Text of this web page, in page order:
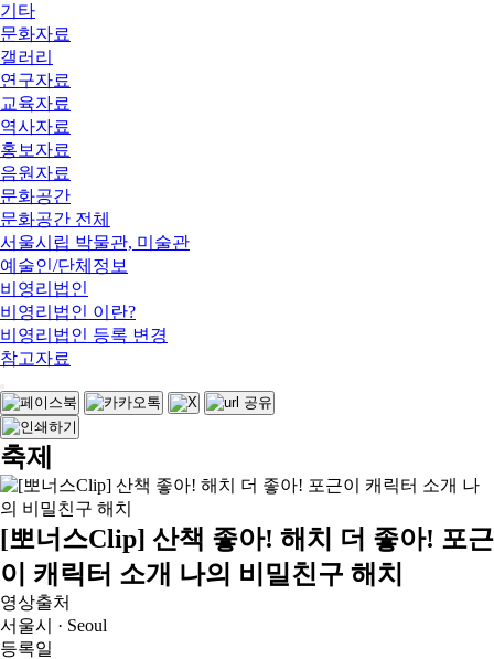
기타
문화자료
갤러리
연구자료
교육자료
역사자료
홍보자료
음원자료
문화공간
문화공간 전체
서울시립 박물관, 미술관
예술인/단체정보
비영리법인
비영리법인 이란?
비영리법인 등록 변경
참고자료
축제
[뽀너스Clip] 산책 좋아! 해치 더 좋아! 포근
이 캐릭터 소개 나의 비밀친구 해치
영상출처
서울시 · Seoul
등록일